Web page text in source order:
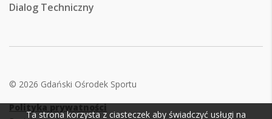
Dialog Techniczny
© 2026 Gdański Ośrodek Sportu
Polityka prywatności
Ta strona korzysta z ciasteczek aby świadczyć usługi na